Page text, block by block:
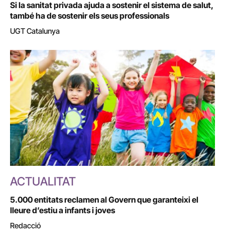
Si la sanitat privada ajuda a sostenir el sistema de salut,
també ha de sostenir els seus professionals
UGT Catalunya
ACTUALITAT
5.000 entitats reclamen al Govern que garanteixi el
lleure d’estiu a infants i joves
Redacció